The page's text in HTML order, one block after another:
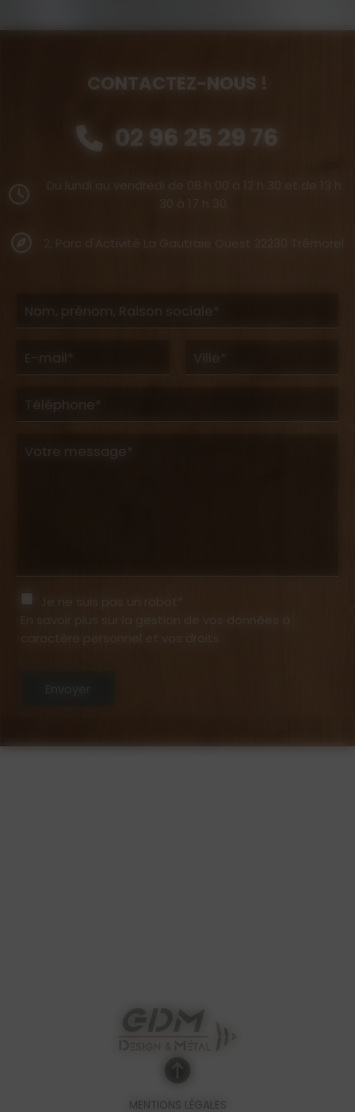
CONTACTEZ-NOUS !
02 96 25 29 76
Nom, prénom, Raison sociale*
E-mail*
Téléphone*
Votre message*
MENTIONS LÉGALES